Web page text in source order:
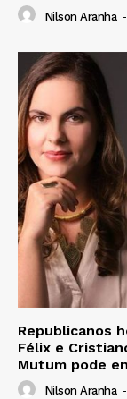
Nilson Aranha -
Republicanos
Félix e
Mutum pode
Nilson Aranha -